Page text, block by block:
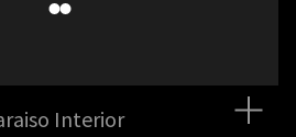
Interior